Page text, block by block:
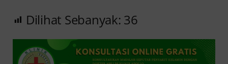
Dilihat Sebanyak: 36